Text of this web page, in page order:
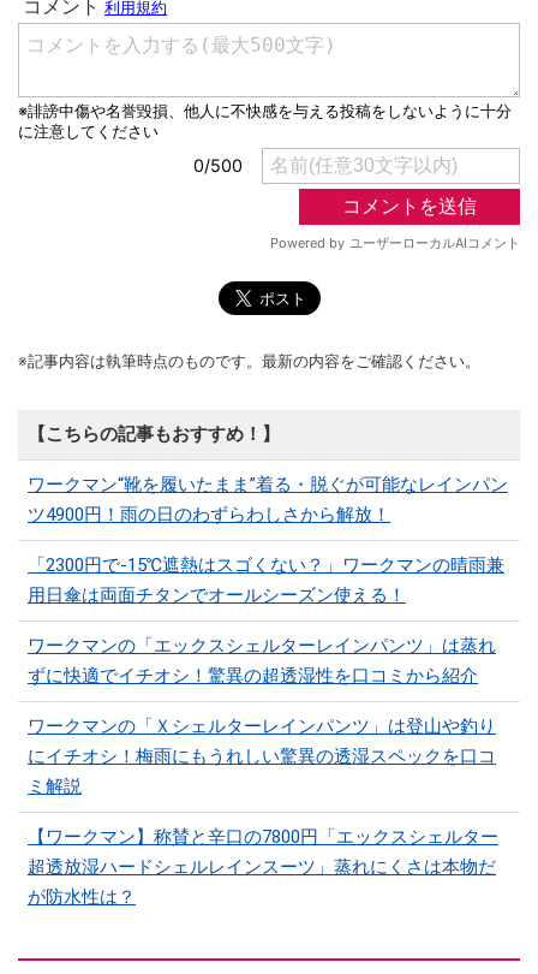
※記事内容は執筆時点のものです。最新の内容をご確認ください。
【こちらの記事もおすすめ！】
ワークマン“靴を履いたまま”着る・脱ぐが可能なレインパン
ツ4900円！雨の日のわずらわしさから解放！
「2300円で-15℃遮熱はスゴくない？」ワークマンの晴雨兼
用日傘は両面チタンでオールシーズン使える！
ワークマンの「エックスシェルターレインパンツ」は蒸れ
ずに快適でイチオシ！驚異の超透湿性を口コミから紹介
ワークマンの「Ｘシェルターレインパンツ」は登山や釣り
にイチオシ！梅雨にもうれしい驚異の透湿スペックを口コ
ミ解説
【ワークマン】称賛と辛口の7800円「エックスシェルター
超透放湿ハードシェルレインスーツ」蒸れにくさは本物だ
が防水性は？